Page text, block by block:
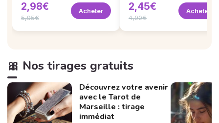
2,98€
5,95€
Acheter 2,45€
4,90€
Acheter
🎀 Nos tirages gratuits
Découvrez votre avenir
avec le Tarot de
Marseille : tirage
immédiat